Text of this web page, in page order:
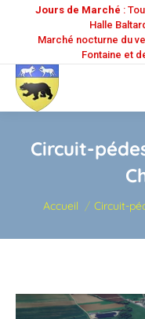
Jours de Marché :
Halle
Marché nocturne du
Fontaine et
Circuit-
Vous êtes ici :
Accueil Circuit-